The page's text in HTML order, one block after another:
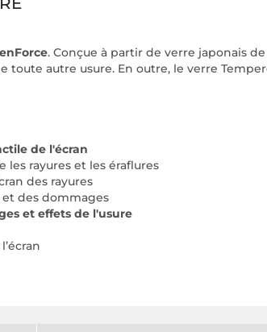
. Conçue à partir de verre japonais
toute autre usure. En outre, le verre
de l'écran
rayures et les éraflures
des rayures
des dommages
et effets de l'usure